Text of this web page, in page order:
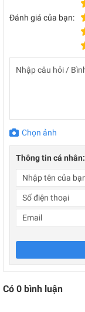
Đánh giá của bạn:
Chọn ảnh
Thông tin cá nhân:
Có 0 bình luận